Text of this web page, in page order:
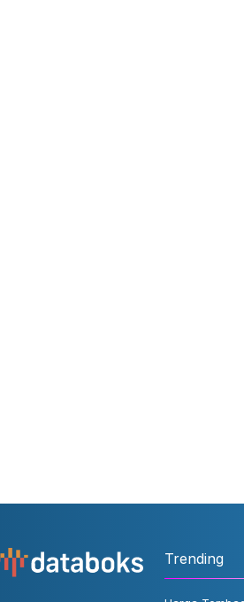
Trending